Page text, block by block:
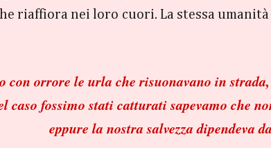
riaffiora nei loro cuori. La stessa
con orrore le urla che risuonavano in
caso fossimo stati catturati sapevamo
eppure la nostra salvezza dipendeva